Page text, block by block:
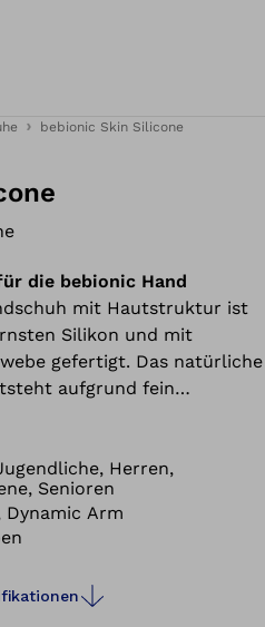
bebionic Skin Silicone
die bebionic Hand
mit Hautstruktur ist
Silikon und mit
gefertigt. Das natürliche
aufgrund fein
Herren,
Senioren
Dynamic Arm